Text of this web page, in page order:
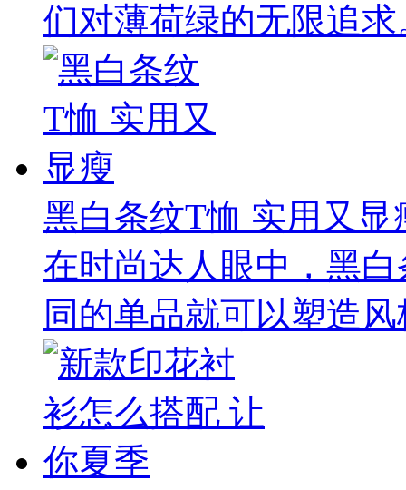
们对薄荷绿的无限追
黑白条纹T恤 实用又显
在时尚达人眼中，黑
同的单品就可以塑造